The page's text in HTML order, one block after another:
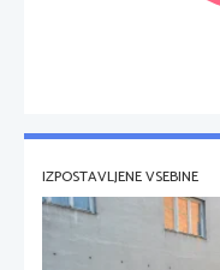
IZPOSTAVLJENE VSEBINE